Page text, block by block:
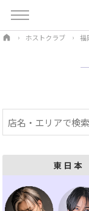
ホストクラブ 福
東日本